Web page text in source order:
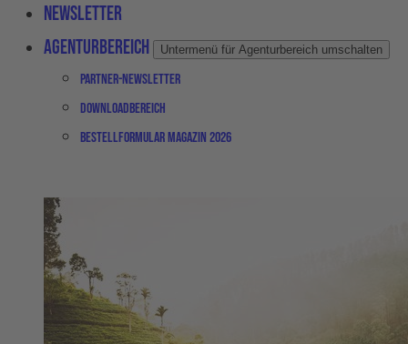
Newsletter
Agenturbereich
Untermenü für Agenturbereich umschalten
Partner-Newsletter
Downloadbereich
Bestellformular Magazin 2026